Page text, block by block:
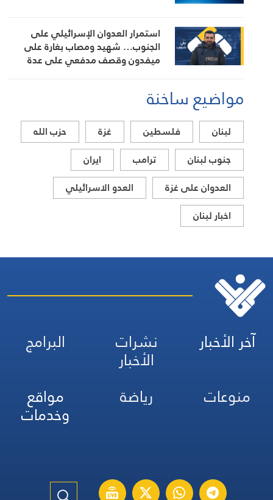
استمرار العدوان الإسرائيلي على
الجنوب… شهيد ومصاب بغارة على
ميفدون وقصف مدفعي على عدة
مواضيع ساخنة
لبنان فلسطين غزة
حزب الله
جنوب لبنان
ترامب
ايران
العدوان على غزة
العدو الاسرائيلي
اخبار لبنان
آخر الأخبار نشرات
الأخبار
البرامج
منوعات
رياضة مواقع
وخدمات